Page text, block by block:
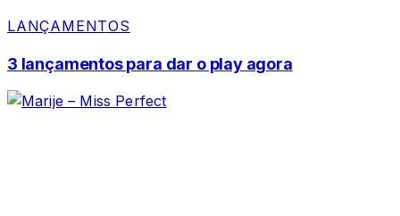
LANÇAMENTOS
3 lançamentos para dar o play agora